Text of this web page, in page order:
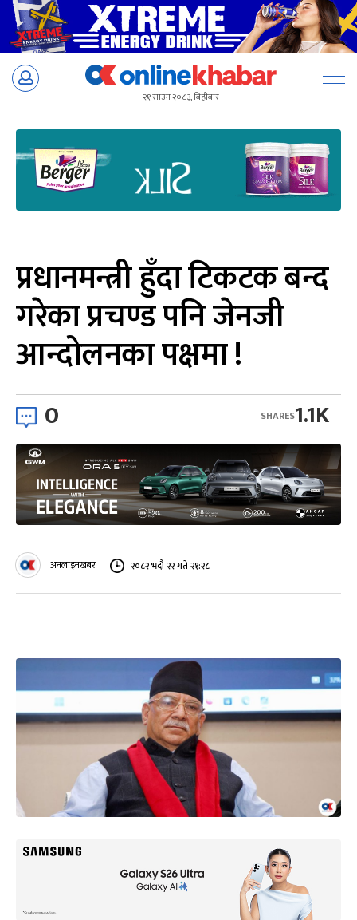
Skip
२१ साउन २०८३, बिहीबार
प्रधानमन्त्री हुँदा टिकटक बन्द
गरेका प्रचण्ड पनि जेनजी
आन्दोलनका पक्षमा !
0 1.1K
SHARES
अनलाइनखबर २०८२ भदौ २२ गते २१:२८